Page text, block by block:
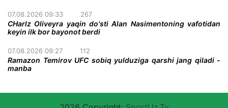
07.08.2026 09:33 267
CHarlz Oliveyra yaqin do'sti Alan Nasimentoning vafotidan
keyin ilk bor bayonot berdi
07.08.2026 09:27 112
Ramazon Temirov UFC sobiq yulduziga qarshi jang qiladi -
manba